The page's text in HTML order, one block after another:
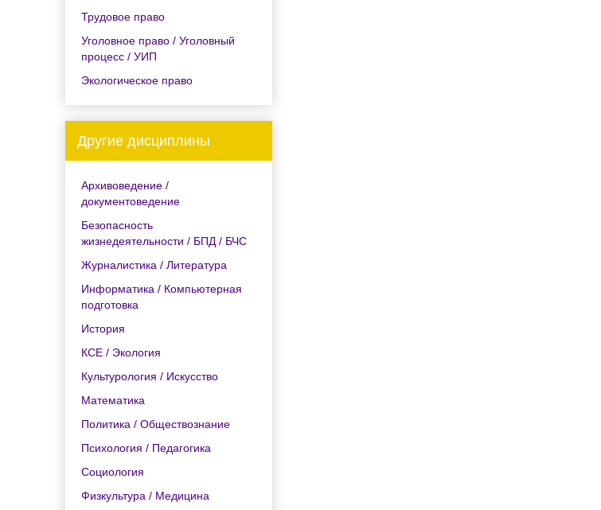
Трудовое право
Уголовное право / Уголовный
процесс / УИП
Экологическое право
Другие дисциплины
Архивоведение /
документоведение
Безопасность
жизнедеятельности / БПД / БЧС
Журналистика / Литература
Информатика / Компьютерная
подготовка
История
КСЕ / Экология
Культурология / Искусство
Математика
Политика / Обществознание
Психология / Педагогика
Социология
Физкультура / Медицина